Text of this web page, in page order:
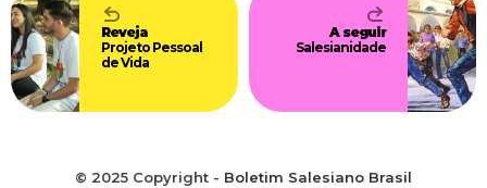
Reveja
Projeto Pessoal
de Vida
A seguir
Salesianidade
© 2025 Copyright - Boletim Salesiano Brasil